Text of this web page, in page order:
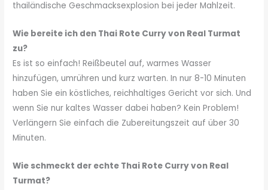
thailändische Geschmacksexplosion bei jeder Mahlzeit.
Wie bereite ich den Thai Rote Curry von Real Turmat
zu?
Es ist so einfach! Reißbeutel auf, warmes Wasser
hinzufügen, umrühren und kurz warten. In nur 8-10 Minuten
haben Sie ein köstliches, reichhaltiges Gericht vor sich. Und
wenn Sie nur kaltes Wasser dabei haben? Kein Problem!
Verlängern Sie einfach die Zubereitungszeit auf über 30
Minuten.
Wie schmeckt der echte Thai Rote Curry von Real
Turmat?